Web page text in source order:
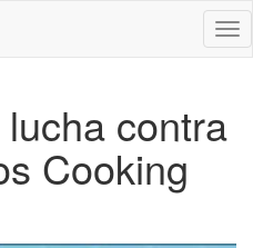
contra
Cooking